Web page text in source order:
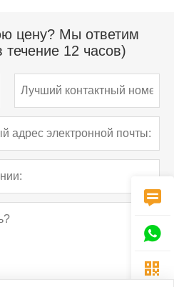
цену? Мы ответим
12 часов)


